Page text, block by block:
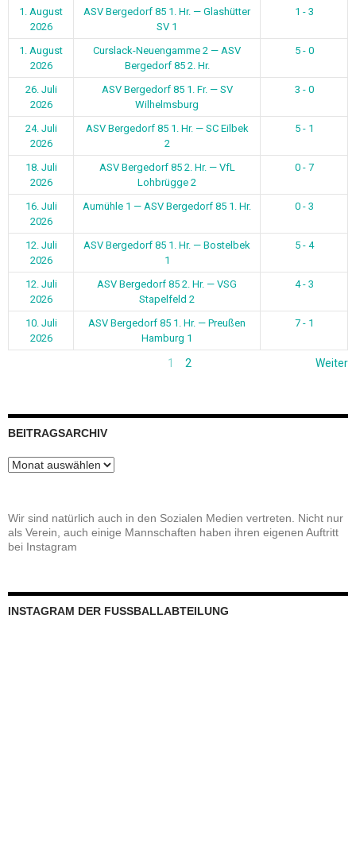
1. August
2026
ASV Bergedorf 85 1. Hr. — Glashütter
SV 1
1 - 3
1. August
2026
Curslack-Neuengamme 2 — ASV
Bergedorf 85 2. Hr.
5 - 0
26. Juli
2026
ASV Bergedorf 85 1. Fr. — SV
Wilhelmsburg
3 - 0
24. Juli
2026
ASV Bergedorf 85 1. Hr. — SC Eilbek
2
5 - 1
18. Juli
2026
ASV Bergedorf 85 2. Hr. — VfL
Lohbrügge 2
0 - 7
16. Juli
2026
Aumühle 1 — ASV Bergedorf 85 1. Hr. 0 - 3
12. Juli
2026
ASV Bergedorf 85 1. Hr. — Bostelbek
1
5 - 4
12. Juli
2026
ASV Bergedorf 85 2. Hr. — VSG
Stapelfeld 2
4 - 3
10. Juli
2026
ASV Bergedorf 85 1. Hr. — Preußen
Hamburg 1
7 - 1
1 2 Weiter
BEITRAGSARCHIV
Beitragsarchiv
Wir sind natürlich auch in den Sozialen Medien vertreten. Nicht nur
als Verein, auch einige Mannschaften haben ihren eigenen Auftritt
bei Instagram
INSTAGRAM DER FUSSBALLABTEILUNG